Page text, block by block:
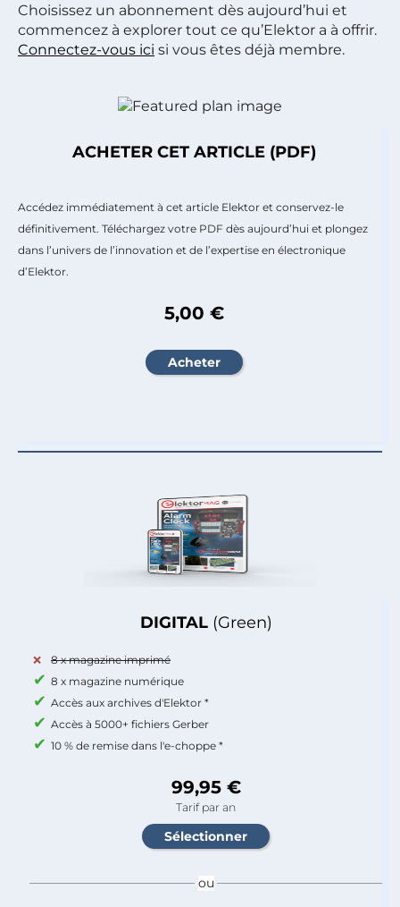
Choisissez un abonnement dès aujourd’hui et
commencez à explorer tout ce qu’Elektor a à offrir.
Connectez-vous ici si vous êtes déjà membre.
DIGITAL (Green)
8 x magazine imprimé
8 x magazine numérique
Accès aux archives d'Elektor *
Accès à 5000+ fichiers Gerber
10 % de remise dans l'e-choppe *
99,95 €
Tarif par an
ou
ACHETER CET ARTICLE (PDF)
Accédez immédiatement à cet article Elektor et conservez-le
définitivement. Téléchargez votre PDF dès aujourd’hui et plongez
dans l’univers de l’innovation et de l’expertise en électronique
d’Elektor.
5,00 €